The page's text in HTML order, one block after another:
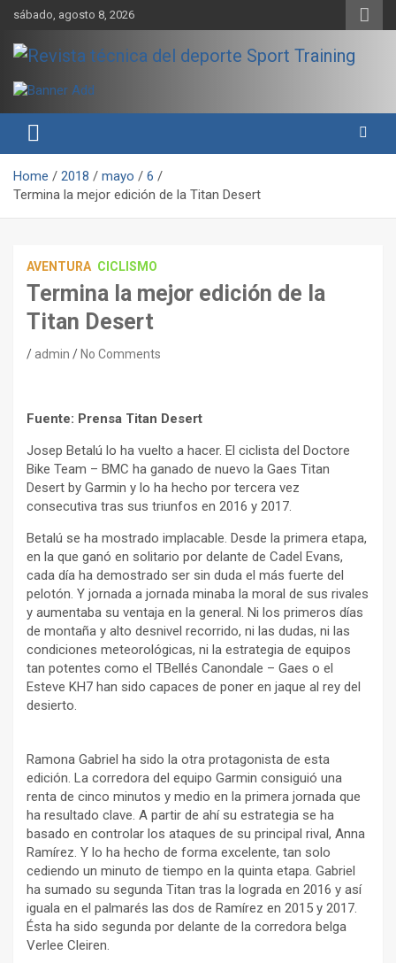
Skip
content
sábado, agosto 8, 2026
Revista técnica del deporte
Sport Training
rendimiento, nutrición y entrenamiento.
Home 2018 mayo
6
Termina la mejor edición de la Titan Desert
AVENTURA CICLISMO
Termina la mejor edición de la
Titan Desert
admin No Comments
Fuente: Prensa Titan Desert
Josep Betalú lo ha vuelto a hacer. El ciclista del Doctore
Bike Team – BMC ha ganado de nuevo la Gaes Titan
Desert by Garmin y lo ha hecho por tercera vez
consecutiva tras sus triunfos en 2016 y 2017.
Betalú se ha mostrado implacable. Desde la primera etapa,
en la que ganó en solitario por delante de Cadel Evans,
cada día ha demostrado ser sin duda el más fuerte del
pelotón. Y jornada a jornada minaba la moral de sus rivales
y aumentaba su ventaja en la general. Ni los primeros días
de montaña y alto desnivel recorrido, ni las dudas, ni las
condiciones meteorológicas, ni la estrategia de equipos
tan potentes como el TBellés Canondale – Gaes o el
Esteve KH7 han sido capaces de poner en jaque al rey del
desierto.
Ramona Gabriel ha sido la otra protagonista de esta
edición. La corredora del equipo Garmin consiguió una
renta de cinco minutos y medio en la primera jornada que
ha resultado clave. A partir de ahí su estrategia se ha
basado en controlar los ataques de su principal rival, Anna
Ramírez. Y lo ha hecho de forma excelente, tan solo
cediendo un minuto de tiempo en la quinta etapa. Gabriel
ha sumado su segunda Titan tras la lograda en 2016 y así
iguala en el palmarés las dos de Ramírez en 2015 y 2017.
Ésta ha sido segunda por delante de la corredora belga
Verlee Cleiren.